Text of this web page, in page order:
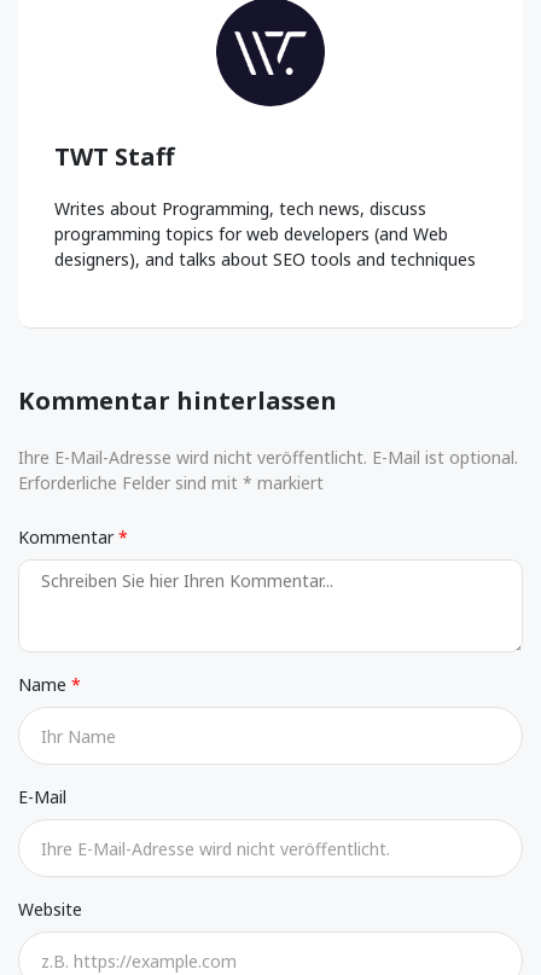
TWT Staff
Writes about Programming, tech news, discuss
programming topics for web developers (and Web
designers), and talks about SEO tools and techniques
Kommentar hinterlassen
Ihre E-Mail-Adresse wird nicht veröffentlicht. E-Mail ist optional.
Erforderliche Felder sind mit * markiert
Kommentar
Name
E-Mail
Website